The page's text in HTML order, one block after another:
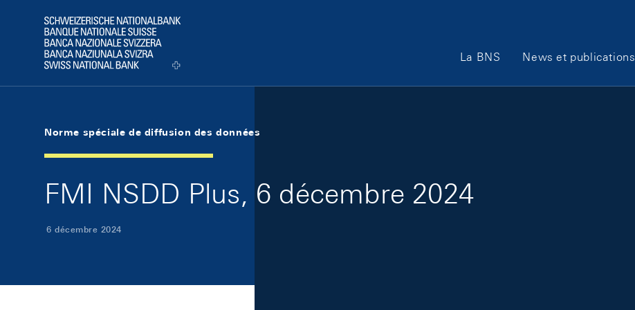
Logo
Main Navigation
La BNS News et publications
Norme spéciale de diffusion des données
FMI NSDD Plus, 6 décembre 2024
6 décembre 2024